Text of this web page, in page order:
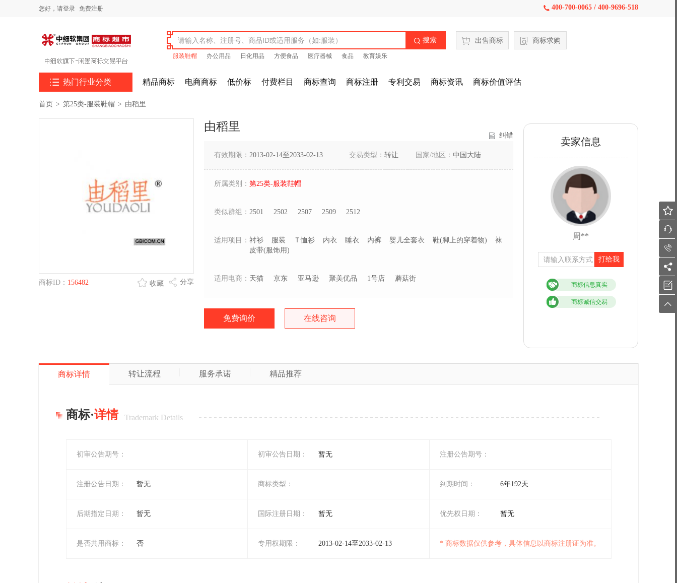
您好， 请登录 免费注册  400-700-0065 / 400-9696-518
 搜索
服装鞋帽 办公用品 日化用品 方便食品 医疗器械 食品 教育娱乐
出售商标 商标求购
 热门行业分类 精品商标 电商商标 低价标 付费栏目 商标查询 商标注册 专利交易 商标资讯 商标价值评估
首页 > 第25类-服装鞋帽 > 由稻里
商标ID： 156482 分享
收藏
由稻里
纠错
有效期限： 2013-02-14至2033-02-13 交易类型： 转让 国家/地区： 中国大陆
所属类别： 第25类-服装鞋帽
类似群组： 2501 2502 2507 2509 2512
适用项目： 衬衫 服装 Ｔ恤衫 内衣 睡衣 内裤 婴儿全套衣 鞋(脚上的穿着物)
袜
皮带(服饰用)
适用电商： 天猫 京东 亚马逊 聚美优品 1号店 蘑菇街
免费询价 在线咨询
卖家信息
周**
打给我
商标信息真实
商标诚信交易
商标详情 转让流程 服务承诺 精品推荐
商标·详情 Trademark Details
初审公告期号： 初审公告日期： 暂无 注册公告期号：
注册公告日期： 暂无 商标类型： 到期时间： 6年192天
后期指定日期： 暂无 国际注册日期： 暂无 优先权日期： 暂无
是否共用商标： 否 专用权期限： 2013-02-14至2033-02-13 * 商标数据仅供参考，具体信息以商标注册证为准。





